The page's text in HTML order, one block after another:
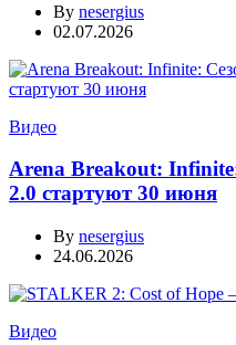
By nesergius
02.07.2026
Видео
Arena Breakout:
2.0 стартуют 30 июня
By nesergius
24.06.2026
Видео